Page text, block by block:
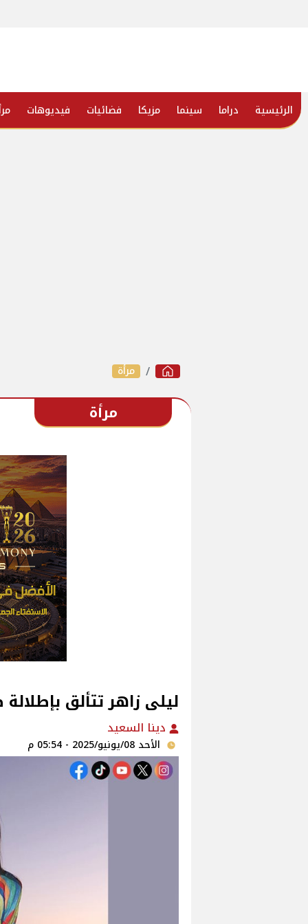
الرئيسية دراما سينما مزيكا فضائيات فيديوهات
مرأة
مرأة
ليلى زاهر تتألق
دينا السعيد
الأحد 08/يونيو/2025 - 05:54 م